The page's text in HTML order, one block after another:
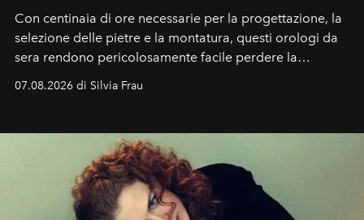
Con centinaia di ore necessarie per la progettazione, la
selezione delle pietre e la montatura, questi orologi da
sera rendono pericolosamente facile perdere la
07.08.2026 di Silvia Frau